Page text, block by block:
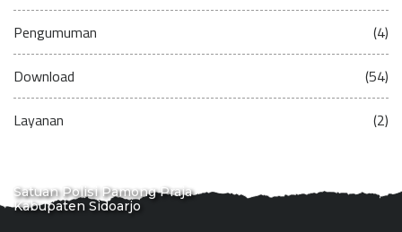
Pengumuman (4)
Download (54)
Layanan (2)
Satuan Polisi Pamong Praja
Kabupaten Sidoarjo